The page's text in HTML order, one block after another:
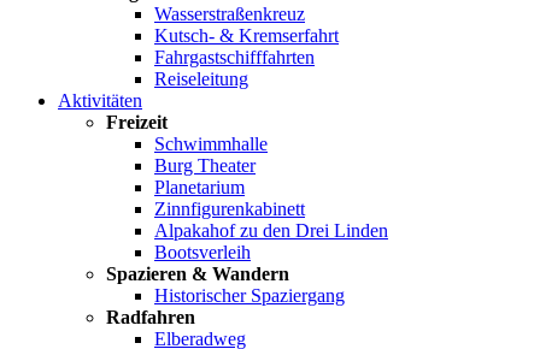
Wasserstraßenkreuz
Kutsch- & Kremserfahrt
Fahrgastschifffahrten
Reiseleitung
Aktivitäten
Freizeit
Schwimmhalle
Burg Theater
Planetarium
Zinnfigurenkabinett
Alpakahof zu den Drei Linden
Bootsverleih
Spazieren & Wandern
Historischer Spaziergang
Radfahren
Elberadweg